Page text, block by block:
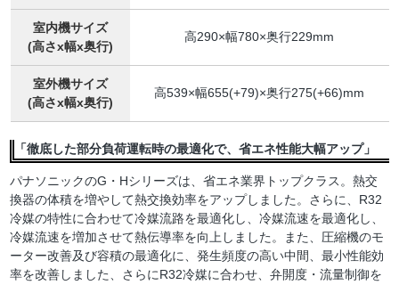
室内機サイズ
(高さx幅x奥行)
高290×幅780×奥行229mm
室外機サイズ
(高さx幅x奥行)
高539×幅655(+79)×奥行275(+66)mm
「徹底した部分負荷運転時の最適化で、省エネ性能大幅アップ」
パナソニックのG・Hシリーズは、省エネ業界トップクラス。熱交
換器の体積を増やして熱交換効率をアップしました。さらに、R32
冷媒の特性に合わせて冷媒流路を最適化し、冷媒流速を最適化し、
冷媒流速を増加させて熱伝導率を向上しました。また、圧縮機のモ
ーター改善及び容積の最適化に、発生頻度の高い中間、最小性能効
率を改善しました、さらにR32冷媒に合わせ、弁開度・流量制御を